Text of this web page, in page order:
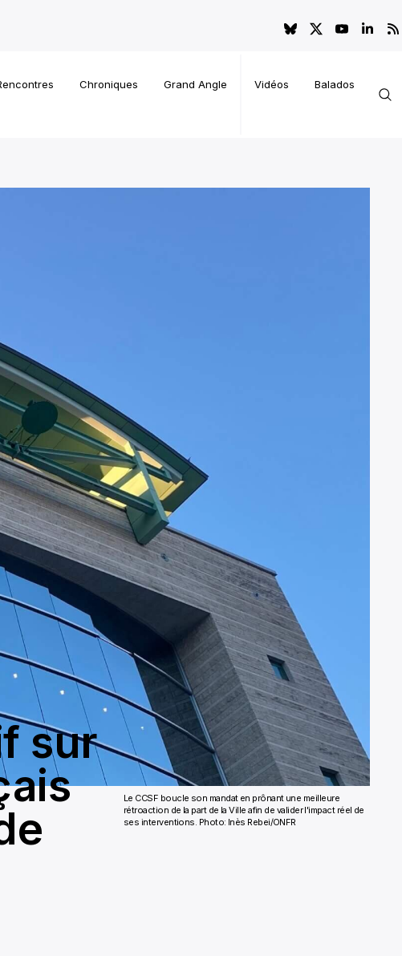
Chroniques Grand Angle Vidéos Balados
Le CCSF boucle son mandat en prônant une meilleure
rétroaction de la part de la Ville afin de valider l'impact réel de
ses interventions. Photo: Inès Rebei/ONFR
sur